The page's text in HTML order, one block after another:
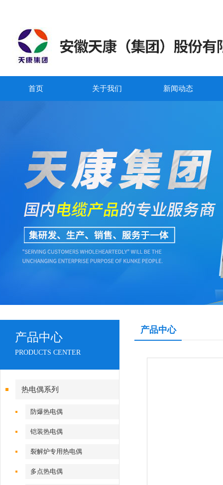
首页 关于我们 新闻动态
产品中心
PRODUCTS CENTER
热电偶系列
防爆热电偶
铠装热电偶
裂解炉专用热电偶
多点热电偶
产品中心